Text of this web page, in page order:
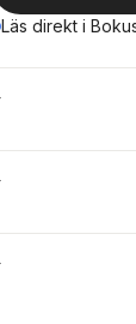
Läs direkt i